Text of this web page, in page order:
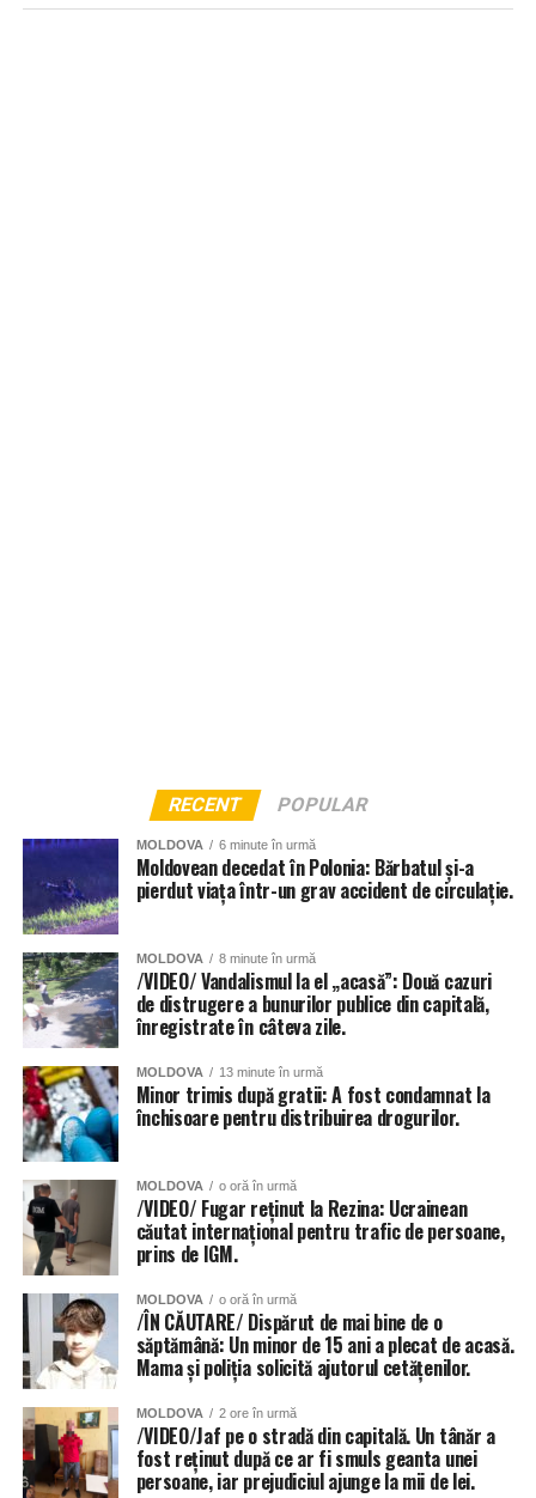
RECENT POPULAR
MOLDOVA 6 minute în urmă
Moldovean decedat în Polonia: Bărbatul și-a
pierdut viața într-un grav accident de circulație.
MOLDOVA 8 minute în urmă
/VIDEO/ Vandalismul la el „acasă”: Două cazuri
de distrugere a bunurilor publice din capitală,
înregistrate în câteva zile.
MOLDOVA 13 minute în urmă
Minor trimis după gratii: A fost condamnat la
închisoare pentru distribuirea drogurilor.
MOLDOVA o oră în urmă
/VIDEO/ Fugar reținut la Rezina: Ucrainean
căutat internațional pentru trafic de persoane,
prins de IGM.
MOLDOVA o oră în urmă
/ÎN CĂUTARE/ Dispărut de mai bine de o
săptămână: Un minor de 15 ani a plecat de acasă.
Mama și poliția solicită ajutorul cetățenilor.
MOLDOVA 2 ore în urmă
/VIDEO/Jaf pe o stradă din capitală. Un tânăr a
fost reținut după ce ar fi smuls geanta unei
persoane, iar prejudiciul ajunge la mii de lei.